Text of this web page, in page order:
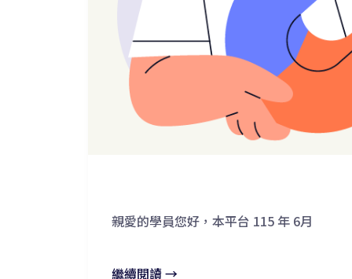
親愛的學員您好，本平台 115 年 6月
繼續閱讀 →